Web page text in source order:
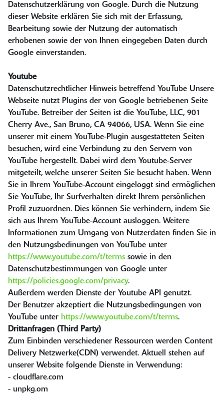
Datenschutzerklärung von Google. Durch die Nutzung
dieser Website erklären Sie sich mit der Erfassung,
Bearbeitung sowie der Nutzung der automatisch
erhobenen sowie der von Ihnen eingegeben Daten durch
Google einverstanden.
Youtube
Datenschutzrechtlicher Hinweis betreffend YouTube Unsere
Webseite nutzt Plugins der von Google betriebenen Seite
YouTube. Betreiber der Seiten ist die YouTube, LLC, 901
Cherry Ave., San Bruno, CA 94066, USA. Wenn Sie eine
unserer mit einem YouTube-Plugin ausgestatteten Seiten
besuchen, wird eine Verbindung zu den Servern von
YouTube hergestellt. Dabei wird dem Youtube-Server
mitgeteilt, welche unserer Seiten Sie besucht haben. Wenn
Sie in Ihrem YouTube-Account eingeloggt sind ermöglichen
Sie YouTube, Ihr Surfverhalten direkt Ihrem persönlichen
Profil zuzuordnen. Dies können Sie verhindern, indem Sie
sich aus Ihrem YouTube-Account ausloggen. Weitere
Informationen zum Umgang von Nutzerdaten finden Sie in
den Nutzungsbedinungen von YouTube unter
https://www.youtube.com/t/terms sowie in den
Datenschutzbestimmungen von Google unter
https://policies.google.com/privacy.
Außerdem werden Dienste der Youtube API genutzt.
Der Benutzer akzeptiert die Nutzungsbedingungen von
YouTube unter https://www.youtube.com/t/terms.
Drittanfragen (Third Party)
Zum Einbinden verschiedener Ressourcen werden Content
Delivery Netzwerke(CDN) verwendet. Aktuell stehen auf
unserer Website folgende Dienste in Verwendung:
- cloudflare.com
- unpkg.om